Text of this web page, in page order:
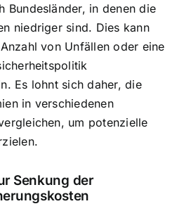
Bundesländer, in denen die
niedriger sind. Dies kann
von Unfällen oder eine
Es lohnt sich daher, die
in verschiedenen
um potenzielle
Senkung der